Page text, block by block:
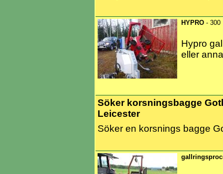
HYPRO - 300
Hypro
eller
Söker korsningsbagge
Leicester
Söker en korsnings bagge